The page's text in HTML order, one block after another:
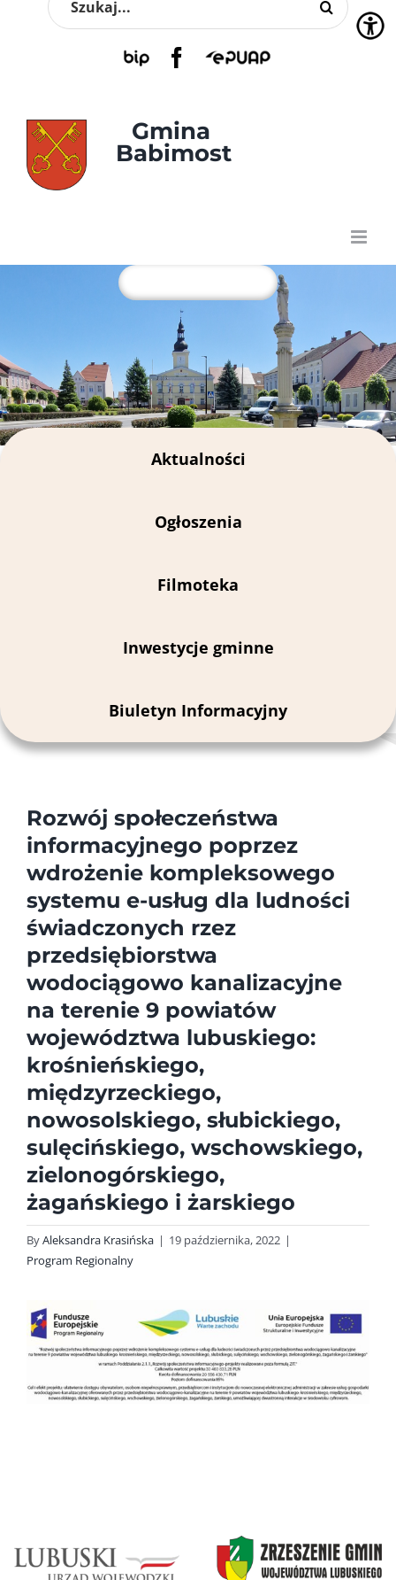
Przejdź
BIP FacebookEPUAP
Gmina
Babimost
Aktualności
Ogłoszenia
Filmoteka
Inwestycje gminne
Biuletyn Informacyjny
Rozwój społeczeństwa
informacyjnego poprzez
wdrożenie kompleksowego
systemu e-usług dla ludności
świadczonych rzez
przedsiębiorstwa
wodociągowo kanalizacyjne
na terenie 9 powiatów
województwa lubuskiego:
krośnieńskiego,
międzyrzeckiego,
nowosolskiego, słubickiego,
sulęcińskiego, wschowskiego,
zielonogórskiego,
żagańskiego i żarskiego
ByAleksandra Krasińska | 19 października, 2022 |
Program Regionalny